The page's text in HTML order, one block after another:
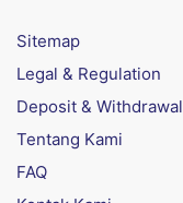
Sitemap
Legal & Regulation
Deposit & Withdrawal
Tentang Kami
FAQ